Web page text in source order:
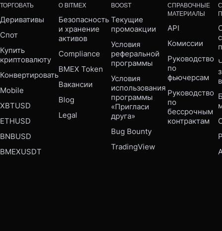
ТОРГОВАТЬ
Деривативы
Спот
Купить
криптовалюту
Конвертировать
Mobile
XBTUSD
ETHUSD
BNBUSD
BMEXUSDT
О BITMEX
Безопасность
и хранение
активов
Compliance
BMEX Token
Вакансии
Blog
Legal
BOOST
Текущие
промоакции
Условия
реферальной
программы
Условия
использования
программы
«Пригласи
друга»
Bug Bounty
TradingView
СПРАВОЧНЫЕ
МАТЕРИАЛЫ
API
Комиссии
Руководство
по
фьючерсам
Руководство
по
бессрочным
контрактам